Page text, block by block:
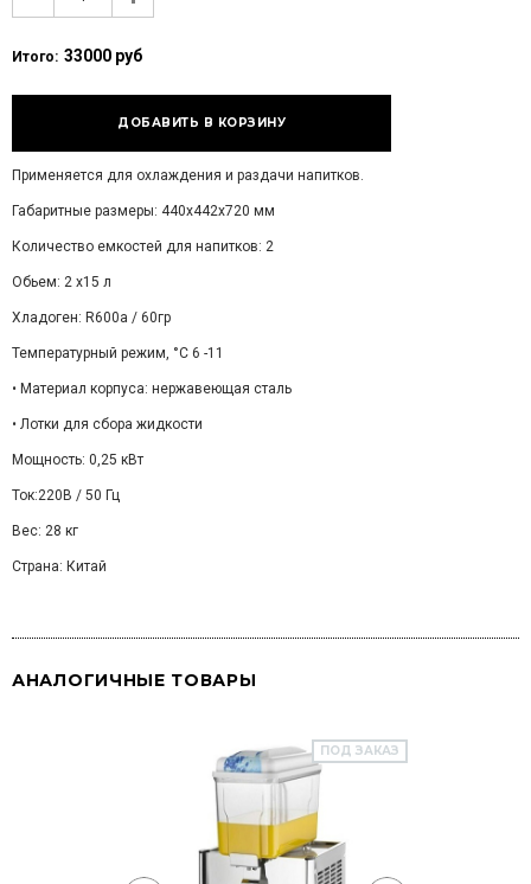
Итого: 33000 руб
Применяется для охлаждения и раздачи напитков.
Габаритные размеры: 440х442х720 мм
Количество емкостей для напитков: 2
Обьем: 2 х15 л
Хладоген: R600a / 60гр
Температурный режим, °C 6 -11
• Материал корпуса: нержавеющая сталь
• Лотки для сбора жидкости
Мощность: 0,25 кВт
Ток:220В / 50 Гц
Вес: 28 кг
Страна: Китай
АНАЛОГИЧНЫЕ ТОВАРЫ
ПОД ЗАКАЗ